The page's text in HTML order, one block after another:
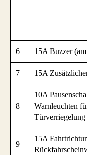
6 15A Buzzer
7 15A
8
10A
Warnleuchten
Türverriegelung
9
15A